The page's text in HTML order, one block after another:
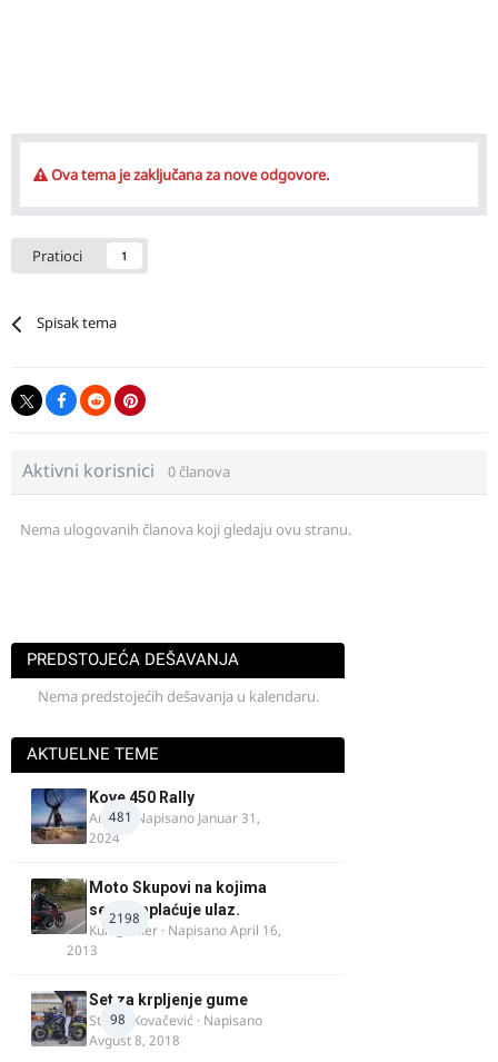
Ova tema je zaključana za nove odgovore.
Pratioci 1
Spisak tema
Aktivni korisnici 0 članova
Nema ulogovanih članova koji gledaju ovu stranu.
PREDSTOJEĆA DEŠAVANJA
Nema predstojećih dešavanja u kalendaru.
AKTUELNE TEME
481
Kove 450 Rally
AnteK· Napisano Januar 31,
2024
2198
Moto Skupovi na kojima
se ne naplaćuje ulaz.
Kum_Mixer · NapisanoApril 16,
2013
98
Set za krpljenje gume
Stefan Kovačević · Napisano
Avgust 8, 2018